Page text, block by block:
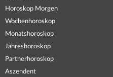
Horoskop Morgen
Wochenhoroskop
Monatshoroskop
Jahreshoroskop
Partnerhoroskop
Aszendent